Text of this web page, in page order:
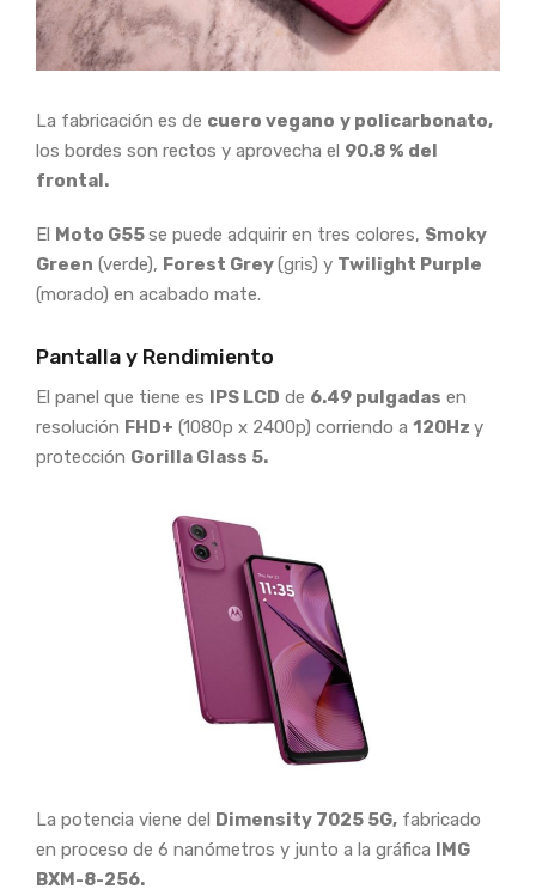
La fabricación es de cuero vegano y policarbonato,
los bordes son rectos y aprovecha el 90.8 % del
frontal.
El Moto G55se puede adquirir en tres colores, Smoky
Green (verde), Forest Grey(gris) y Twilight Purple
(morado) en acabado mate.
Pantalla y Rendimiento
El panel que tiene es IPS LCD de 6.49 pulgadas en
resolución FHD+ (1080p x 2400p) corriendo a 120Hz y
protección Gorilla Glass 5.
La potencia viene del Dimensity 7025 5G, fabricado
en proceso de 6 nanómetros y junto a la gráfica
IMG
BXM-8-256.